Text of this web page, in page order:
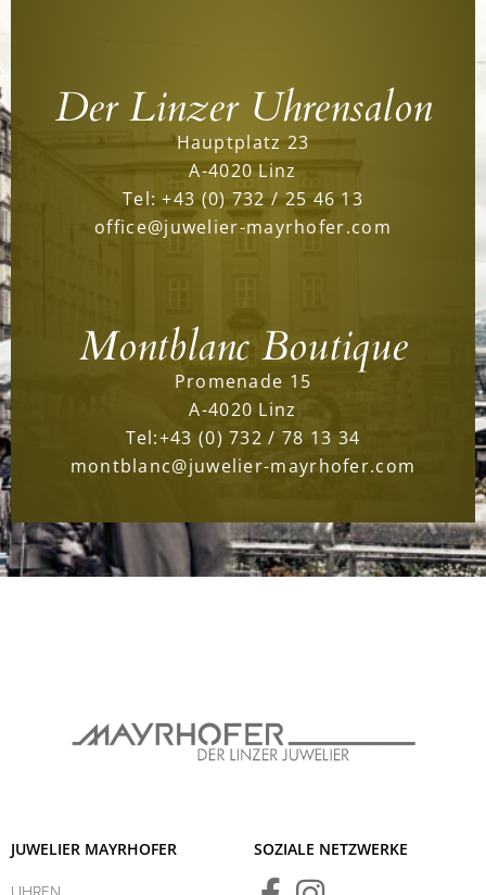
Der Linzer Uhrensalon
Hauptplatz 23
A-4020 Linz
Tel:+43 (0) 732 / 25 46 13
office@juwelier-mayrhofer.com
Montblanc Boutique
Promenade 15
A-4020 Linz
Tel:+43 (0) 732 / 78 13 34
montblanc@juwelier-mayrhofer.com
JUWELIER MAYRHOFER
UHREN
SOZIALE NETZWERKE